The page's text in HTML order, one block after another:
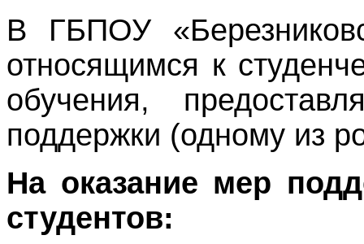
В ГБПОУ
относящимся к
обучения,
поддержки (одному из
На оказание мер
студентов: